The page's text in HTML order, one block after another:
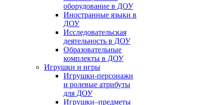
оборудование в ДОУ
Иностранные языки в
ДОУ
Исследовательская
деятельность в ДОУ
Образовательные
комплекты в ДОУ
Игрушки и игры
Игрушки-персонажи
и ролевые атрибуты
для ДОУ
Игрушки–предметы